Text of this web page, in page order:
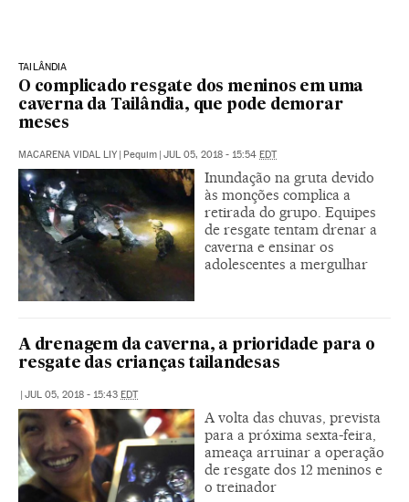
TAILÂNDIA
O complicado resgate dos meninos em uma
caverna da Tailândia, que pode demorar
meses
MACARENA VIDAL LIY | Pequim | JUL 05, 2018 - 15:54 EDT
Inundação na gruta devido
às monções complica a
retirada do grupo. Equipes
de resgate tentam drenar a
caverna e ensinar os
adolescentes a mergulhar
A drenagem da caverna, a prioridade para o
resgate das crianças tailandesas
| JUL 05, 2018 - 15:43 EDT
A volta das chuvas, prevista
para a próxima sexta-feira,
ameaça arruinar a operação
de resgate dos 12 meninos e
o treinador